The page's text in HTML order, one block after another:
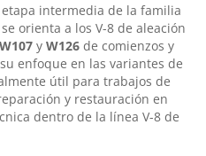
intermedia de la familia
orienta a los V-8 de aleación
W107 y W126 de comienzos y
enfoque en las variantes de
útil para trabajos de
y restauración en
dentro de la línea V-8 de